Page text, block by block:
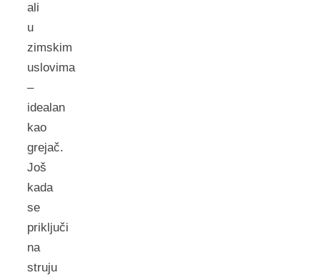
ali
u
zimskim
uslovima
–
idealan
kao
grejač.
Još
kada
se
priključi
na
struju